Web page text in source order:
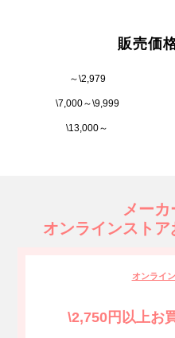
販売価
～\2,979
\7,000～\9,999
\13,000～
メーカ
オンラインスト
オンライ
\2,750円以上お